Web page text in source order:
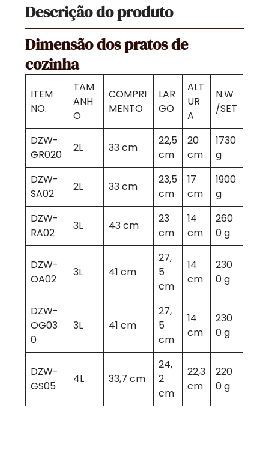
Descrição do produto
Dimensão dos pratos de
cozinha
ITEM
NO.
TAM
ANH
O
COMPRI
MENTO
LAR
GO
ALT
UR
A
N.W
/SET
DZW-
GR020
2L 33 cm
22,5
cm
20
cm
1730
g
DZW-
SA02
2L 33 cm
23,5
cm
17
cm
1900
g
DZW-
RA02
3L 43 cm
23
cm
14
cm
260
0 g
DZW-
OA02
3L 41 cm
27,
5
cm
14
cm
230
0 g
DZW-
OG03
0
3L 41 cm
27,
5
cm
14
cm
230
0 g
DZW-
GS05
4L 33,7 cm
24,
2
cm
22,3
cm
220
0 g